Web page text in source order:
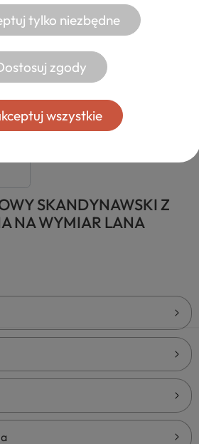
SKANDYNAWSKI Z
NA WYMIAR LANA
tylko niezbędne
zgody
wszystkie